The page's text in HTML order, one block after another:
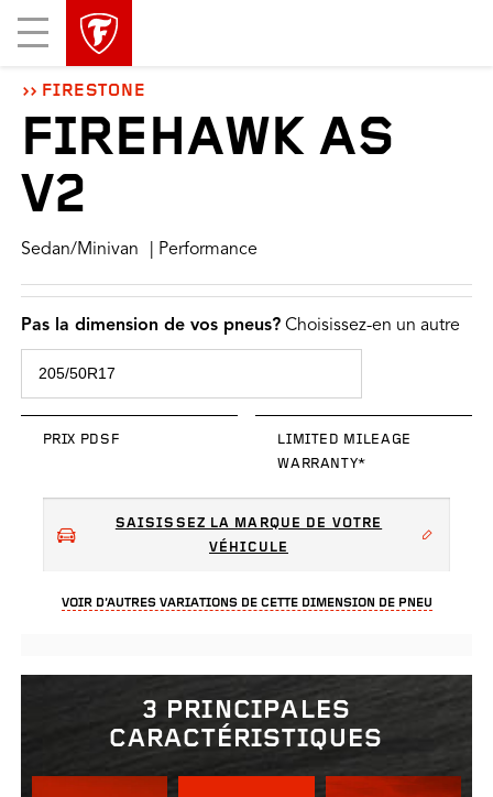
principale
Mobile
Menu
skipped
FIRESTONE
FIREHAWK AS
V2
Sedan/Minivan | Performance
Pas la dimension de vos pneus?Choisissez-en un autre
PRIX PDSF
LIMITED MILEAGE
WARRANTY*
SAISISSEZ LA MARQUE DE VOTRE
VÉHICULE
VOIR D’AUTRES VARIATIONS DE CETTE DIMENSION DE PNEU
3 PRINCIPALES
CARACTÉRISTIQUES